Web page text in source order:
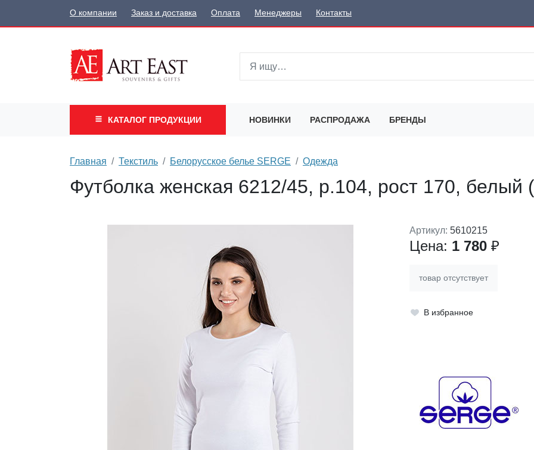
О компании Заказ и доставка Оплата Менеджеры Контакты
КАТАЛОГ ПРОДУКЦИИ НОВИНКИ РАСПРОДАЖА БРЕНДЫ
Главная Текстиль Белорусское белье SERGE Одежда
Футболка женская 6212/45, р.104, рост 170, белый
Артикул: 5610215
Цена: 1 780 ₽
товар отсутствует
В избранное